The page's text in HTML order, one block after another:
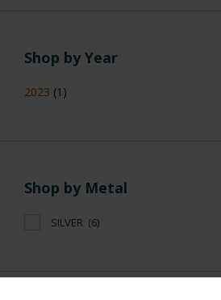
Shop by Year
2023 (1)
Shop by Metal
SILVER (6)